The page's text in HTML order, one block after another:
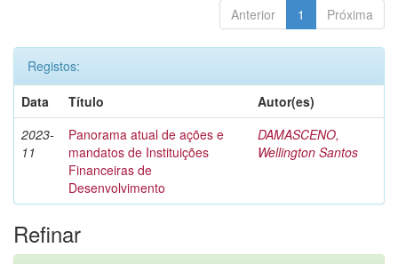
Anterior 1 Próxima
Registos:
Data
Título
Autor(es)
2023-
11
Panorama atual de ações e
mandatos de Instituições
Financeiras de
Desenvolvimento
DAMASCENO,
Wellington Santos
Refinar